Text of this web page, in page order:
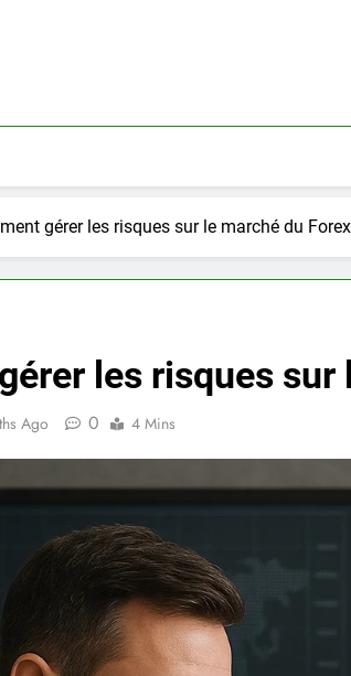
gérer les risques sur le marché du Forex
les risques sur
Ago 0 4 Mins